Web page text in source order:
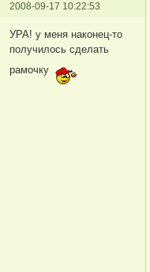
2008-09-17 10:22:53
УРА! у меня наконец-то
получилось сделать
рамочку